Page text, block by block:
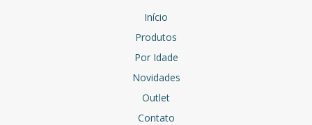
Início
Produtos
Por Idade
Novidades
Outlet
Contato